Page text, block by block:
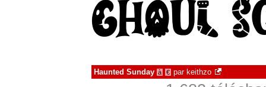
Haunted Sunday à € par keithzo